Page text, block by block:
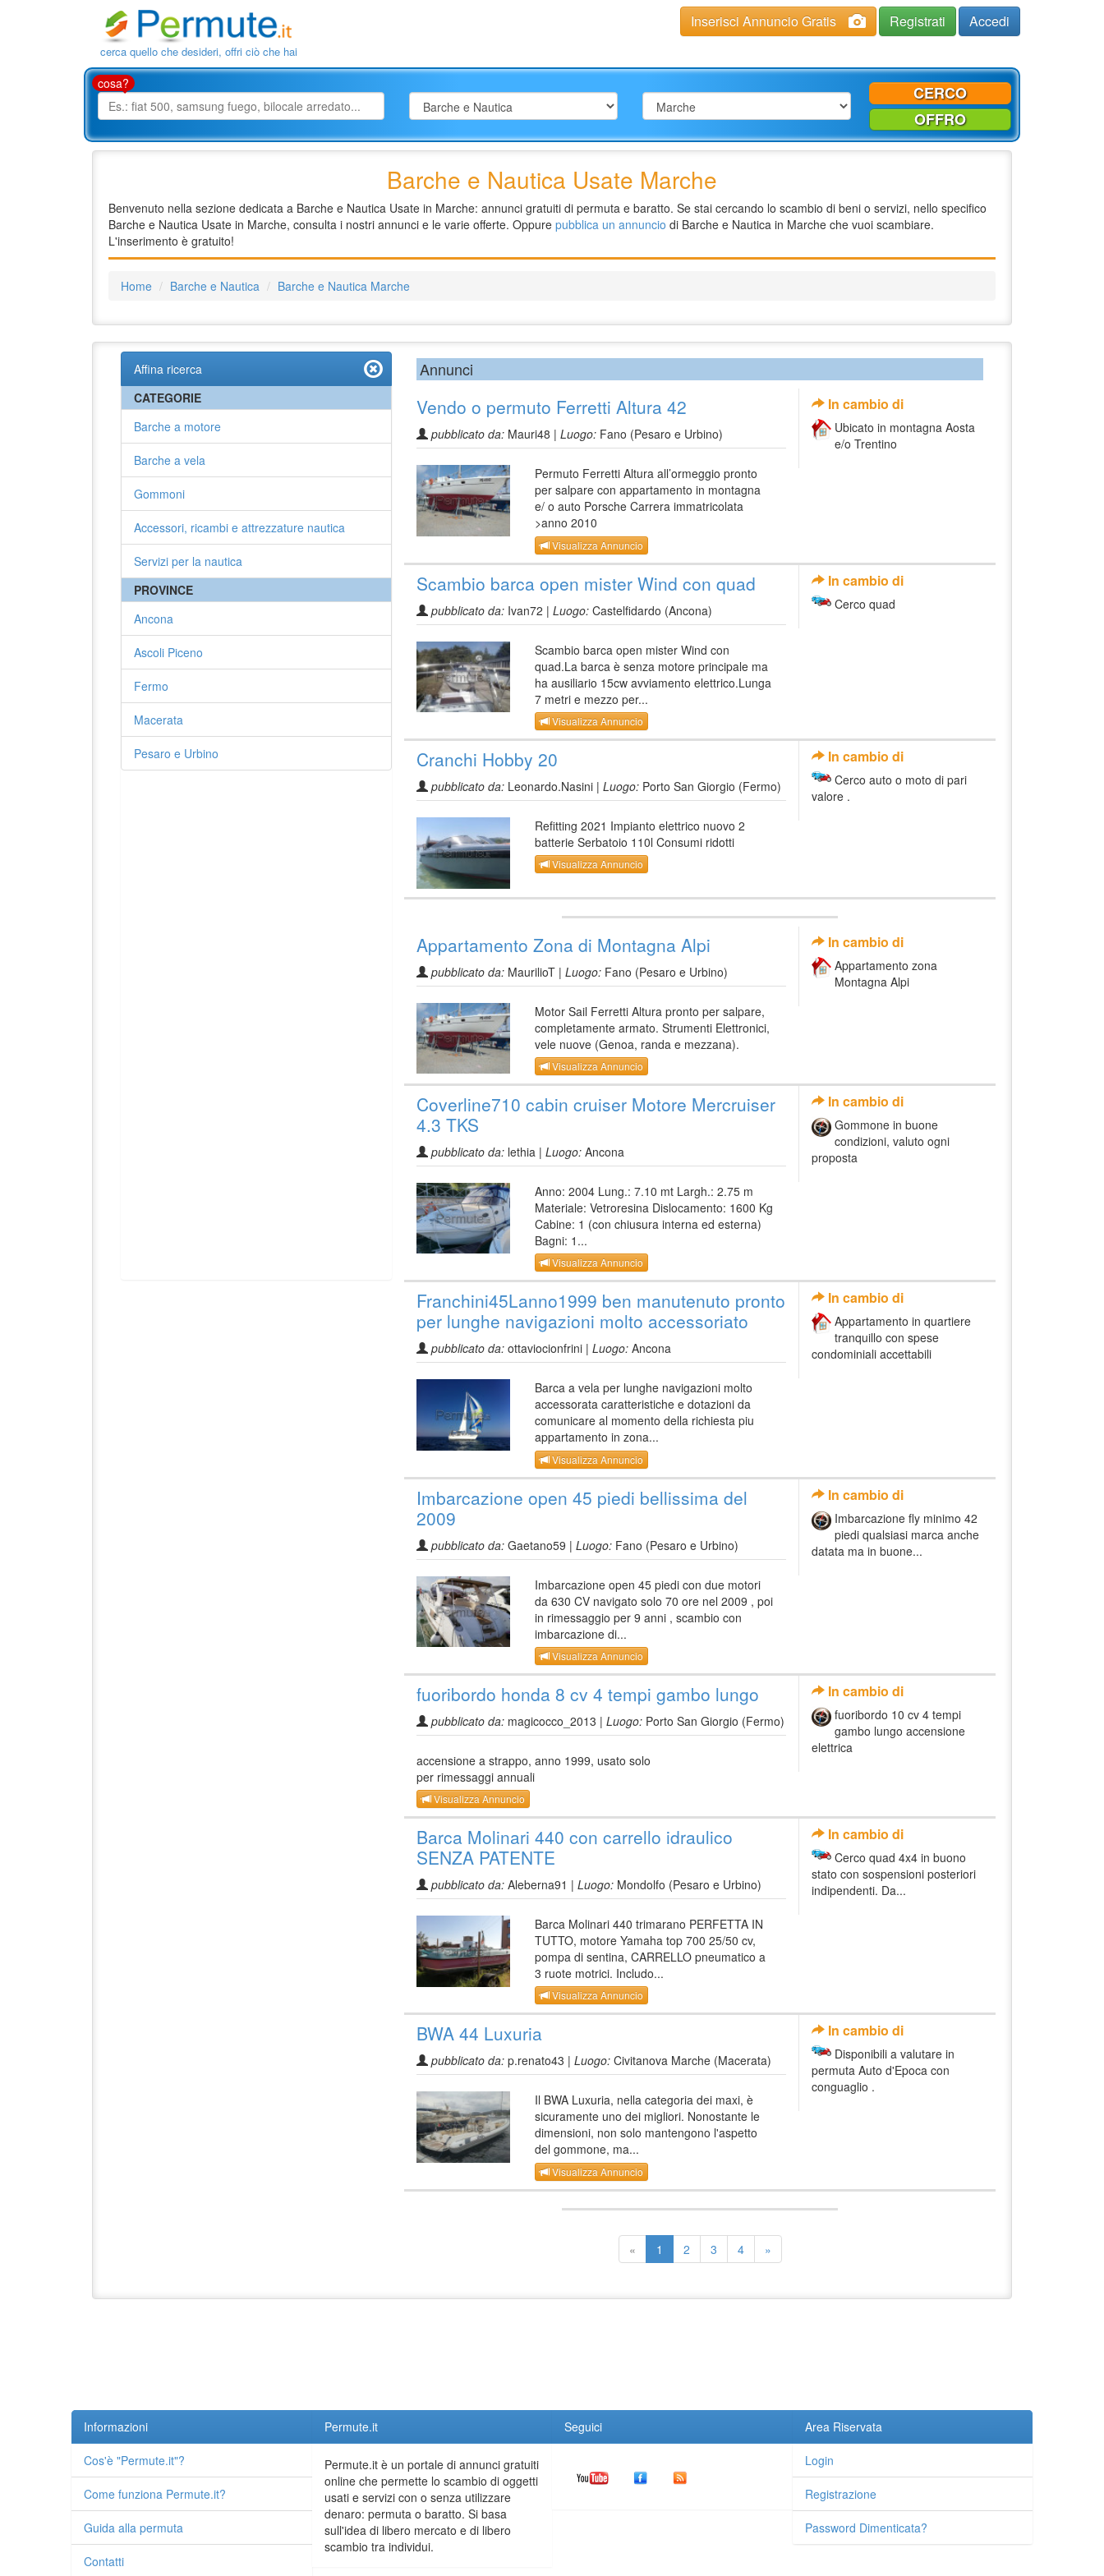
cerca quello che desideri, offri ciò che hai
Inserisci Annuncio Gratis Registrati Accedi
cosa?
CERCO
OFFRO
Barche e Nautica Usate Marche
Benvenuto nella sezione dedicata a Barche e Nautica Usate in Marche: annunci gratuiti di permuta e baratto. Se stai cercando lo scambio di beni o servizi, nello specifico
Barche e Nautica Usate in Marche, consulta i nostri annunci e le varie offerte. Oppure pubblica un annuncio di Barche e Nautica in Marche che vuoi scambiare.
L'inserimento è gratuito!
Home Barche e Nautica Barche e Nautica Marche
Affina ricerca
CATEGORIE
Barche a motore
Barche a vela
Gommoni
Accessori, ricambi e attrezzature nautica
Servizi per la nautica
PROVINCE
Ancona
Ascoli Piceno
Fermo
Macerata
Pesaro e Urbino
Annunci
Vendo o permuto Ferretti Altura 42
pubblicato da: Mauri48 | Luogo: Fano (Pesaro e Urbino)
Permuto Ferretti Altura all’ormeggio pronto
per salpare con appartamento in montagna
e/ o auto Porsche Carrera immatricolata
>anno 2010
Visualizza Annuncio
In cambio di
Ubicato in montagna Aosta
e/o Trentino
Scambio barca open mister Wind con quad
pubblicato da: Ivan72 | Luogo: Castelfidardo (Ancona)
Scambio barca open mister Wind con
quad.La barca è senza motore principale ma
ha ausiliario 15cw avviamento elettrico.Lunga
7 metri e mezzo per...
Visualizza Annuncio
In cambio di
Cerco quad
Cranchi Hobby 20
pubblicato da: Leonardo.Nasini | Luogo: Porto San Giorgio (Fermo)
Refitting 2021 Impianto elettrico nuovo 2
batterie Serbatoio 110l Consumi ridotti
Visualizza Annuncio
In cambio di
Cerco auto o moto di pari
valore .
Appartamento Zona di Montagna Alpi
pubblicato da: MaurilioT | Luogo: Fano (Pesaro e Urbino)
Motor Sail Ferretti Altura pronto per salpare,
completamente armato. Strumenti Elettronici,
vele nuove (Genoa, randa e mezzana).
Visualizza Annuncio
In cambio di
Appartamento zona
Montagna Alpi
Coverline710 cabin cruiser Motore Mercruiser
4.3 TKS
pubblicato da: lethia | Luogo: Ancona
Anno: 2004 Lung.: 7.10 mt Largh.: 2.75 m
Materiale: Vetroresina Dislocamento: 1600 Kg
Cabine: 1 (con chiusura interna ed esterna)
Bagni: 1...
Visualizza Annuncio
In cambio di
Gommone in buone
condizioni, valuto ogni
proposta
Franchini45Lanno1999 ben manutenuto pronto
per lunghe navigazioni molto accessoriato
pubblicato da: ottaviocionfrini | Luogo: Ancona
Barca a vela per lunghe navigazioni molto
accessorata caratteristiche e dotazioni da
comunicare al momento della richiesta piu
appartamento in zona...
Visualizza Annuncio
In cambio di
Appartamento in quartiere
tranquillo con spese
condominiali accettabili
Imbarcazione open 45 piedi bellissima del
2009
pubblicato da: Gaetano59 | Luogo: Fano (Pesaro e Urbino)
Imbarcazione open 45 piedi con due motori
da 630 CV navigato solo 70 ore nel 2009 , poi
in rimessaggio per 9 anni , scambio con
imbarcazione di...
Visualizza Annuncio
In cambio di
Imbarcazione fly minimo 42
piedi qualsiasi marca anche
datata ma in buone...
fuoribordo honda 8 cv 4 tempi gambo lungo
pubblicato da: magicocco_2013 | Luogo: Porto San Giorgio (Fermo)
accensione a strappo, anno 1999, usato solo
per rimessaggi annuali
Visualizza Annuncio
In cambio di
fuoribordo 10 cv 4 tempi
gambo lungo accensione
elettrica
Barca Molinari 440 con carrello idraulico
SENZA PATENTE
pubblicato da: Aleberna91 | Luogo: Mondolfo (Pesaro e Urbino)
Barca Molinari 440 trimarano PERFETTA IN
TUTTO, motore Yamaha top 700 25/50 cv,
pompa di sentina, CARRELLO pneumatico a
3 ruote motrici. Includo...
Visualizza Annuncio
In cambio di
Cerco quad 4x4 in buono
stato con sospensioni posteriori
indipendenti. Da...
BWA 44 Luxuria
pubblicato da: p.renato43 | Luogo: Civitanova Marche (Macerata)
Il BWA Luxuria, nella categoria dei maxi, è
sicuramente uno dei migliori. Nonostante le
dimensioni, non solo mantengono l'aspetto
del gommone, ma...
Visualizza Annuncio
In cambio di
Disponibili a valutare in
permuta Auto d'Epoca con
conguaglio .
« 1 2 3 4 »
Informazioni
Cos'è "Permute.it"?
Come funziona Permute.it?
Guida alla permuta
Contatti
Permute.it
Permute.it è un portale di annunci gratuiti
online che permette lo scambio di oggetti
usati e servizi con o senza utilizzare
denaro: permuta o baratto. Si basa
sull'idea di libero mercato e di libero
scambio tra individui.
Seguici Area Riservata
Login
Registrazione
Password Dimenticata?